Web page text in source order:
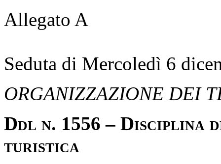
Allegato A
Seduta di Mercoledì 6
ORGANIZZAZIONE DEI
Ddl n. 1556 – Disciplina
turistica